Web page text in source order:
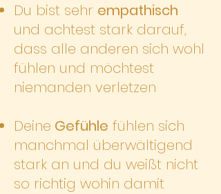
Du bist sehr empathisch
und achtest stark darauf,
dass alle anderen sich wohl
fühlen und möchtest
niemanden verletzen
Deine Gefühle fühlen sich
manchmal überwältigend
stark an und du weißt nicht
so richtig wohin damit